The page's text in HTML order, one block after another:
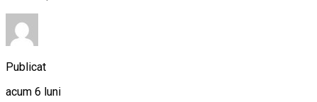
Publicat
acum 6 luni